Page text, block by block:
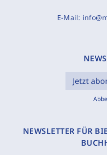
E-Mail:
Jetzt
NEWSLETTER FÜR